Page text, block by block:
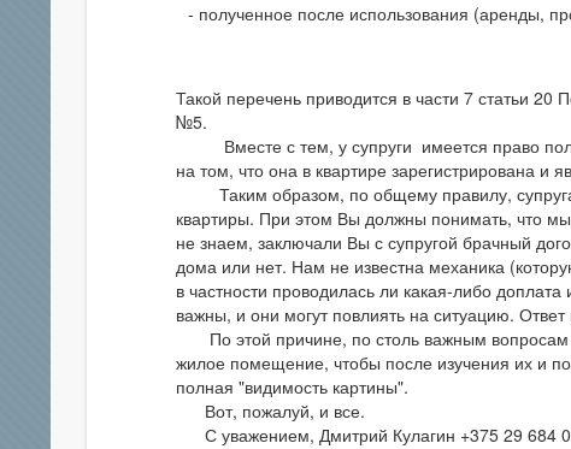
полученное после использования (аренды,
Такой перечень приводится в части 7 статьи
№5.
Вместе с тем, у супруги имеется право
на том, что она в квартире зарегистрирована и
Таким образом, по общему правилу, супруга
квартиры. При этом Вы должны понимать, что
не знаем, заключали Вы с супругой брачный
дома или нет. Нам не известна механика
в частности проводилась ли какая-либо
важны, и они могут повлиять на ситуацию.
По этой причине, по столь важным вопросам
жилое помещение, чтобы после изучения их и
полная "видимость картины".
Вот, пожалуй, и все.
С уважением, Дмитрий Кулагин +375 29 684